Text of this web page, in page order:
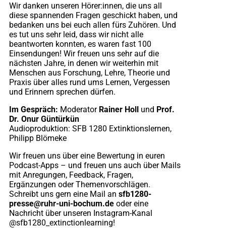
Wir danken unseren Hörer:innen, die uns all
diese spannenden Fragen geschickt haben, und
bedanken uns bei euch allen fürs Zuhören. Und
es tut uns sehr leid, dass wir nicht alle
beantworten konnten, es waren fast 100
Einsendungen! Wir freuen uns sehr auf die
nächsten Jahre, in denen wir weiterhin mit
Menschen aus Forschung, Lehre, Theorie und
Praxis über alles rund ums Lernen, Vergessen
und Erinnern sprechen dürfen.
Im Gespräch: Moderator Rainer Holl und Prof.
Dr. Onur Güntürkün
Audioproduktion: SFB 1280 Extinktionslernen,
Philipp Blömeke
Wir freuen uns über eine Bewertung in euren
Podcast-Apps – und freuen uns auch über Mails
mit Anregungen, Feedback, Fragen,
Ergänzungen oder Themenvorschlägen.
Schreibt uns gern eine Mail an sfb1280-
presse@ruhr-uni-bochum.de oder eine
Nachricht über unseren Instagram-Kanal
@sfb1280_extinctionlearning!